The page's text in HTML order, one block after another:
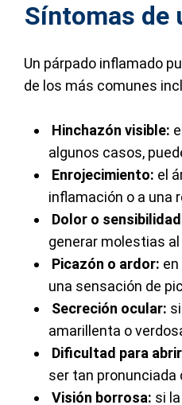
Síntomas de
Un párpado inflamado
de los más comunes
Hinchazón visible:
algunos casos,
Enrojecimiento: el
inflamación o a una
Dolor o
generar molestias
Picazón o ardor:
una sensación de
Secreción ocular:
amarillenta o
Dificultad para
ser tan pronunciada
Visión borrosa: si